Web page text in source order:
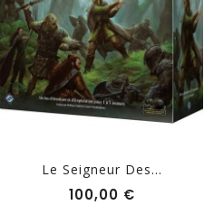
Le Seigneur Des...
100,00 €Prix